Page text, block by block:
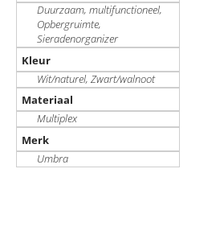
Duurzaam, multifunctioneel,
Opbergruimte,
Sieradenorganizer
Kleur
Wit/naturel, Zwart/walnoot
Materiaal
Multiplex
Merk
Umbra